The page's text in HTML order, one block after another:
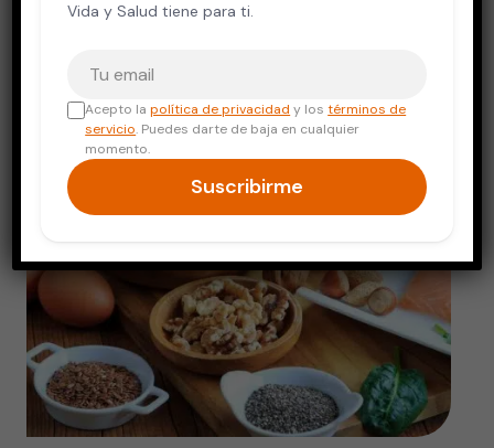
9 de diciembre, 2025 5 min de lectura
Vida y Salud tiene para ti.
Acepto lapolítica de privacidad y lostérminos de
servicio. Puedes darte de baja en cualquier
momento.
Suscribirme